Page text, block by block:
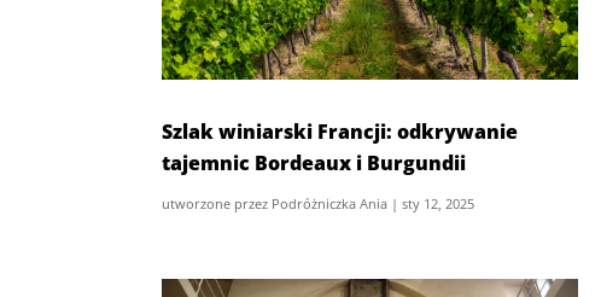
Szlak winiarski Francji: odkrywanie
tajemnic Bordeaux i Burgundii
utworzone przez Podróżniczka Ania |sty 12, 2025